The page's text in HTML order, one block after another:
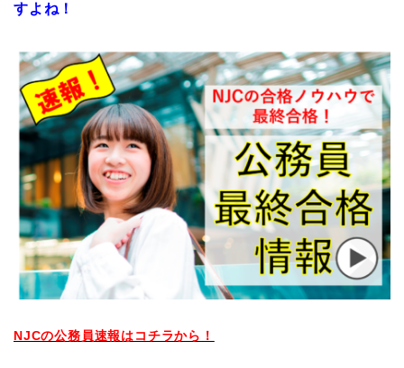
すよね！
NJCの公務員速報はコチラから！